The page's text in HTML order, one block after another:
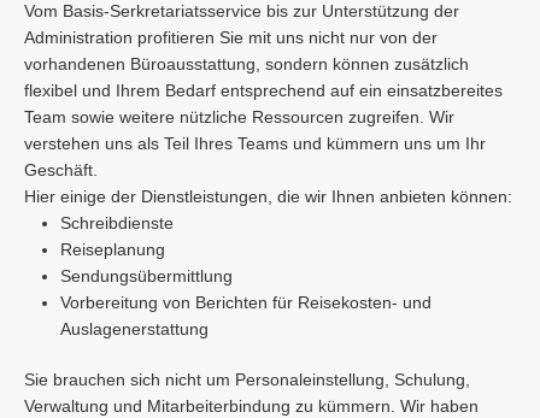
Vom Basis-Serkretariatsservice bis zur Unterstützung der
Administration profitieren Sie mit uns nicht nur von der
vorhandenen Büroausstattung, sondern können zusätzlich
flexibel und Ihrem Bedarf entsprechend auf ein einsatzbereites
Team sowie weitere nützliche Ressourcen zugreifen. Wir
verstehen uns als Teil Ihres Teams und kümmern uns um Ihr
Geschäft.
Hier einige der Dienstleistungen, die wir Ihnen anbieten können:
Schreibdienste
Reiseplanung
Sendungsübermittlung
Vorbereitung von Berichten für Reisekosten- und
Auslagenerstattung
Sie brauchen sich nicht um Personaleinstellung, Schulung,
Verwaltung und Mitarbeiterbindung zu kümmern. Wir haben